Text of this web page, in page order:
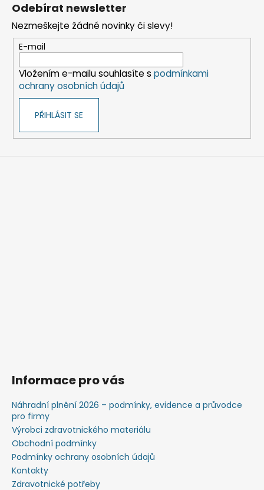
Odebírat newsletter
Nezmeškejte žádné novinky či slevy!
E-mail
Vložením e-mailu souhlasíte s podmínkami
ochrany osobních údajů
PŘIHLÁSIT SE
Informace pro vás
Náhradní plnění 2026 – podmínky, evidence a průvodce
pro firmy
Výrobci zdravotnického materiálu
Obchodní podmínky
Podmínky ochrany osobních údajů
Kontakty
Zdravotnické potřeby